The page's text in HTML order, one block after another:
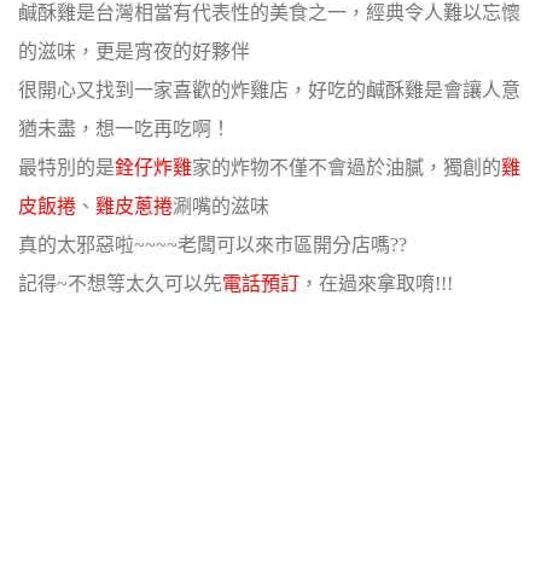
鹹酥雞是台灣相當有代表性的美食之一，經典令人難以忘懷
的滋味，更是宵夜的好夥伴
很開心又找到一家喜歡的炸雞店，好吃的鹹酥雞是會讓人意
猶未盡，想一吃再吃啊！
最特別的是銓仔炸雞家的炸物不僅不會過於油膩，獨創的雞
皮飯捲 、 雞皮蔥捲涮嘴的滋味
真的太邪惡啦~~~~老闆可以來市區開分店嗎??
記得~不想等太久可以先電話預訂 ，在過來拿取唷!!!